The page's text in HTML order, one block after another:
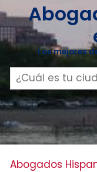
Los mejores
Abogados